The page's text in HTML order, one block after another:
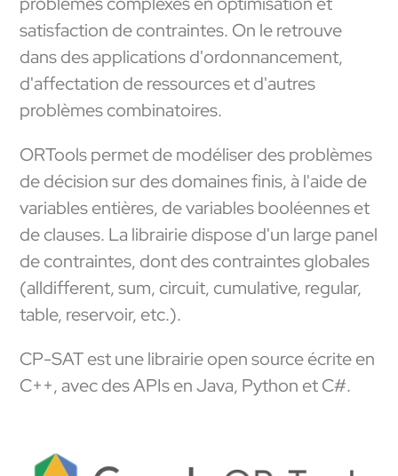
satisfaction de contraintes. On le retrouve
dans des applications d'ordonnancement,
d'affectation de ressources et d'autres
problèmes combinatoires.
ORTools permet de modéliser des problèmes
de décision sur des domaines finis, à l'aide de
variables entières, de variables booléennes et
de clauses. La librairie dispose d'un large panel
de contraintes, dont des contraintes globales
(alldifferent, sum, circuit, cumulative, regular,
table, reservoir, etc.).
CP-SAT est une librairie open source écrite en
C++, avec des APIs en Java, Python et C#.